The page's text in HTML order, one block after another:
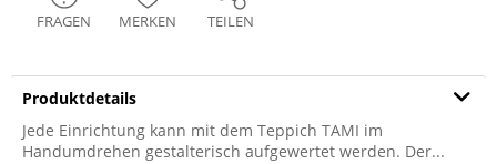
FRAGEN MERKEN TEILEN
Produktdetails
Jede Einrichtung kann mit dem Teppich TAMI im
Handumdrehen gestalterisch aufgewertet werden. Der...